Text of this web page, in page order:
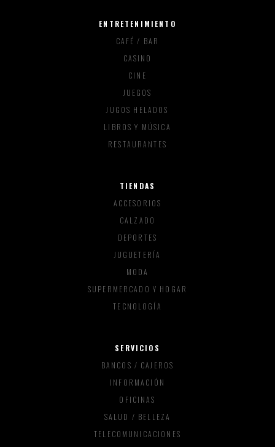
ENTRETENIMIENTO
CAFÉ / BAR
CASINO
CINE
JUEGOS
JUGOS HELADOS
LIBROS Y MÚSICA
RESTAURANTES
TIENDAS
ACCESORIOS
CALZADO
DEPORTES
JUGUETERÍA
MODA
SUPERMERCADO Y HOGAR
TECNOLOGÍA
SERVICIOS
BANCOS / CAJEROS
INFORMACIÓN
OFICINAS
SALUD / BELLEZA
TELECOMUNICACIONES